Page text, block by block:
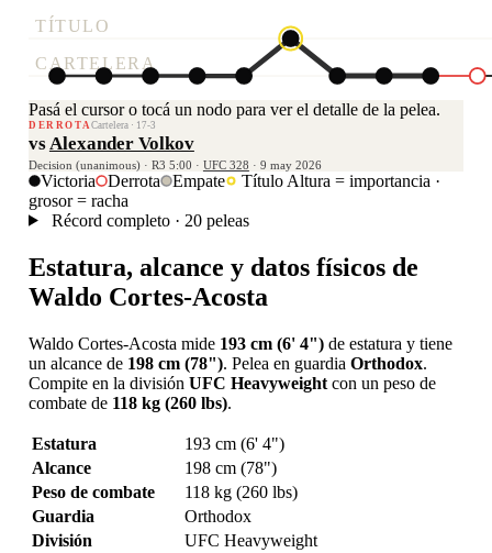
TÍTULO
CARTELERA
Pasá el cursor o tocá un nodo para ver el detalle de la pelea.
DERROTACartelera · 17-3
vs Alexander Volkov
Decision (unanimous) · R3 5:00 · UFC 328 · 9 may 2026
Victoria Derrota Empate Título Altura = importancia ·
grosor = racha
Récord completo · 20 peleas
Estatura, alcance y datos físicos de
Waldo Cortes-Acosta
Waldo Cortes-Acosta mide 193 cm (6' 4")de estatura y tiene
un alcance de 198 cm (78"). Pelea en guardia Orthodox.
Compite en la división UFC Heavyweightcon un peso de
combate de 118 kg (260 lbs).
Estatura
193 cm (6' 4")
Alcance
198 cm (78")
Peso de combate
118 kg (260 lbs)
Guardia
Orthodox
División
UFC Heavyweight